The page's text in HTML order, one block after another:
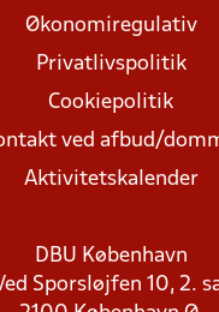
Økonomiregulativ
Privatlivspolitik
Cookiepolitik
ved afbud/
Aktivitetskalender
DBU København
Sporsløjfen 10, 2.